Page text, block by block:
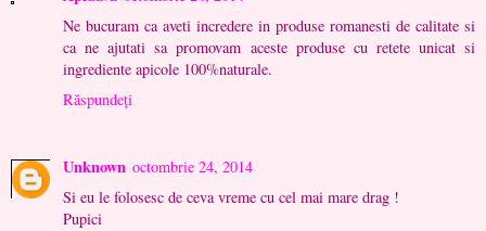
Ne bucuram ca aveti incredere in produse romanesti de calitate si
ca ne ajutati sa promovam aceste produse cu retete unicat si
ingrediente apicole 100%naturale.
Răspundeți
Unknown octombrie 24, 2014
Si eu le folosesc de ceva vreme cu cel mai mare drag !
Pupici